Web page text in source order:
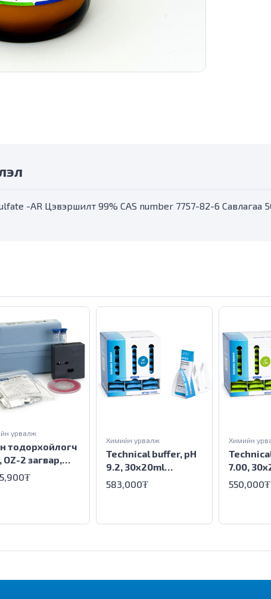
-AR Цэвэршилт 99% CAS number 7757-82-6 Савлагаа
тодорхойлогч
OZ-2 загвар,
урвалж
Technical buffer, pH
9.2, 30x20ml
sachets
Химийн урвалж
583,000₮
7.00,
sachets
Химийн
550,000₮